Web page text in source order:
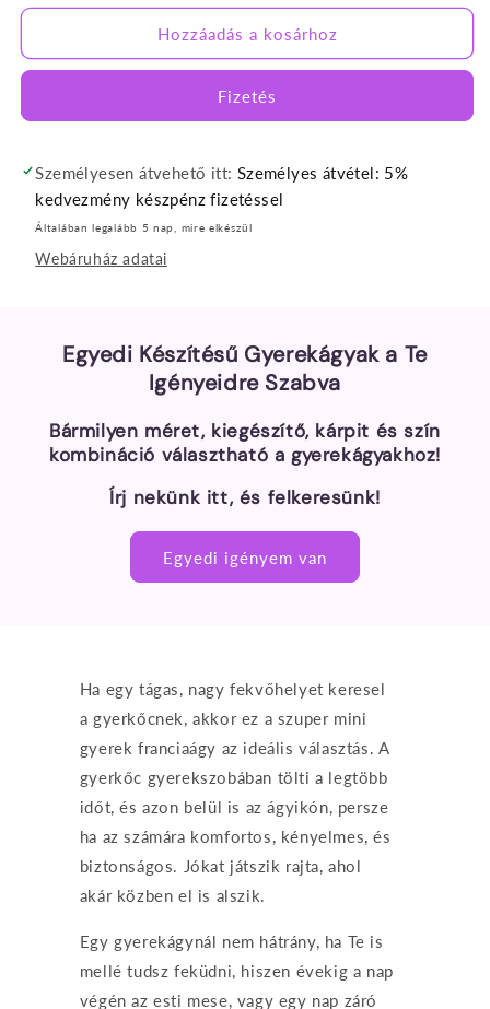
Hozzáadás a kosárhoz
Fizetés
Személyesen átvehető itt: Személyes átvétel: 5%
kedvezmény készpénz fizetéssel
Általában legalább 5 nap, mire elkészül
Webáruház adatai
Egyedi Készítésű Gyerekágyak a Te
Igényeidre Szabva
Bármilyen méret, kiegészítő, kárpit és szín
kombináció választható a gyerekágyakhoz!
Írj nekünk itt, és felkeresünk!
Egyedi igényem van
Ha egy tágas, nagy fekvőhelyet keresel
a gyerkőcnek, akkor ez a szuper mini
gyerek franciaágy az ideális választás. A
gyerkőc gyerekszobában tölti a legtöbb
időt, és azon belül is az ágyikón, persze
ha az számára komfortos, kényelmes, és
biztonságos. Jókat játszik rajta, ahol
akár közben el is alszik.
Egy gyerekágynál nem hátrány, ha Te is
mellé tudsz feküdni, hiszen évekig a nap
végén az esti mese, vagy egy nap záró